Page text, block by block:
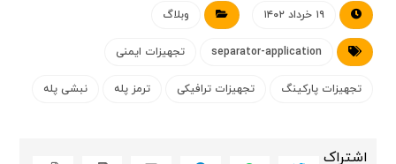
۱۹ خرداد ۱۴۰۲ وبلاگ
separator-application تجهیزات ایمنی
تجهیزات پارکینگ تجهیزات ترافیکی ترمز پله نبشی پله